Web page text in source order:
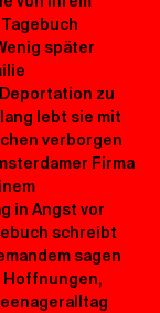
später
zu
lebt sie mit
verborgen
Firma
in Angst vor
schreibt
sagen
Hoffnungen,